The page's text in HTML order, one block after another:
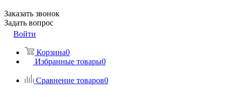
Заказать звонок
Задать вопрос
Войти
Корзина0
Избранные товары0
Сравнение товаров0